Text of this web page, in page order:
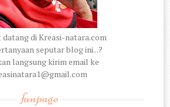
datang di Kreasi-natara.com
seputar blog ini...?
langsung kirim email ke
fanpage